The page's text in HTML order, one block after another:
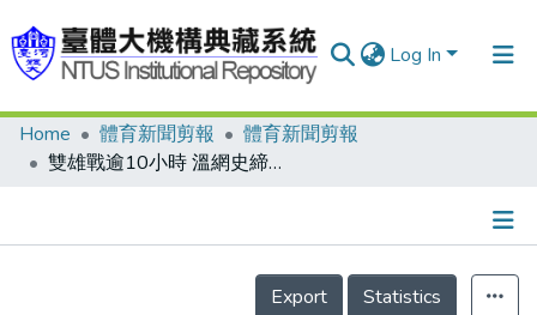
Log In
Communities & Collections
Home 體育新聞剪報
體育新聞剪報
雙雄戰逾10小時 溫網史締新猷 美國伊斯納、法國馬胡特兩人鏖戰 記分板還要歸0 決勝第5盤鏖戰7小時06分 已刷新舊紀錄/伊斯納VS.馬胡特的大滿貫4大世界記錄表/幸運失敗者 張凱貞雙打告捷
Details
Export
Statistics